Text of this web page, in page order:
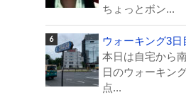
ちょっとボン...
ウォーキング3日
本日は自宅から
日のウォーキン
点...